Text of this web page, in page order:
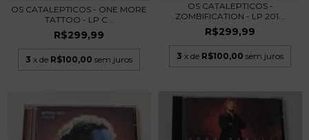
OS CATALEPTICOS - ONE MORE
TATTOO - LP C...
R$299,99
3 x de R$100,00 sem juros
OS CATALEPTICOS -
ZOMBIFICATION - LP 201...
R$299,99
3 x de R$100,00 sem juros